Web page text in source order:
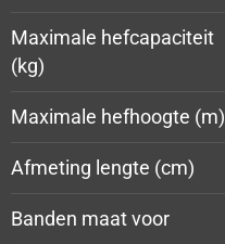
Maximale hefcapaciteit
(kg)
Maximale hefhoogte (m)
Afmeting lengte (cm)
Banden maat voor